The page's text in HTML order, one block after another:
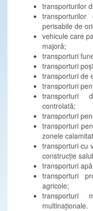
transporturilor
perisabile de
vehicule care
majoră;
transporturi
transporturi
transporturi de
transporturi
transporturi
controlată;
transporturi
transporturi
zonele
transporturi cu
construcție
transporturi
transporturi
agricole;
transporturi
multinaționale.